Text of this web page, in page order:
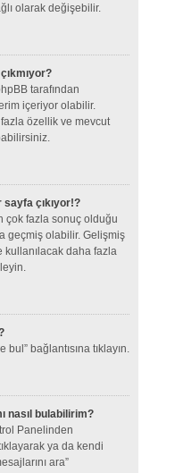
olarak değişebilir.
tarafından
içeriyor olabilir.
özellik ve mevcut
sayfa çıkıyor!?
çok fazla sonuç olduğu
geçmiş olabilir. Gelişmiş
kullanılacak daha fazla
bağlantısına tıklayın.
nasıl bulabilirim?
Panelinden
ya da kendi
ara”